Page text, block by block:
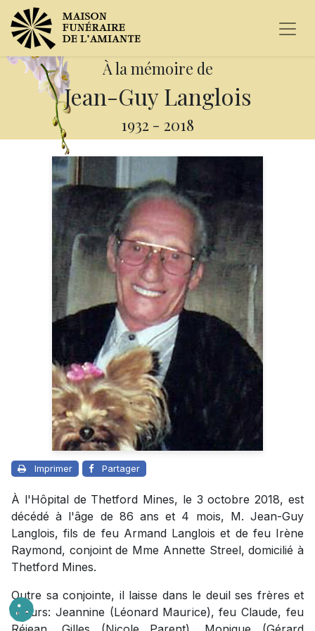
À la mémoire de
Jean-Guy Langlois
1932 - 2018
Imprimer Partager
À l'Hôpital de Thetford Mines, le 3 octobre 2018, est
décédé à l'âge de 86 ans et 4 mois, M. Jean-Guy
Langlois, fils de feu Armand Langlois et de feu Irène
Raymond, conjoint de Mme Annette Streel, domicilié à
Thetford Mines.
Outre sa conjointe, il laisse dans le deuil ses frères et
soeurs: Jeannine (Léonard Maurice), feu Claude, feu